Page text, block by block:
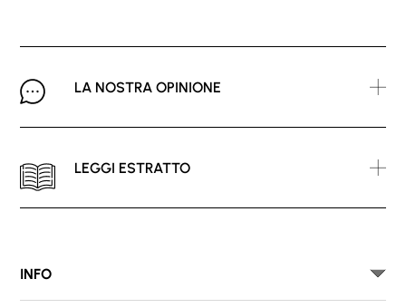
LA NOSTRA OPINIONE
LEGGI ESTRATTO
INFO